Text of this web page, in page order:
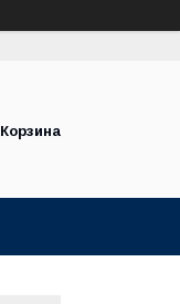
Корзина